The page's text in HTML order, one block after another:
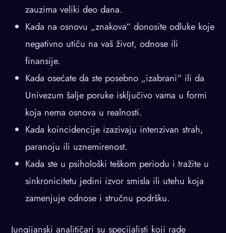
zauzima veliki deo dana.
Kada na osnovu „znakova“ donosite odluke koje
negativno utiču na vaš život, odnose ili
finansije.
Kada osećate da ste posebno „izabrani“ ili da
Univezum šalje poruke isključivo vama u formi
koja nema osnova u realnosti.
Kada koincidencije izazivaju intenzivan strah,
paranoju ili uznemirenost.
Kada ste u psihološki teškom periodu i tražite u
sinkronicitetu jedini izvor smisla ili utehu koja
zamenjuje odnose i stručnu podršku.
Jungijanski analitičari su specijalisti koji rade